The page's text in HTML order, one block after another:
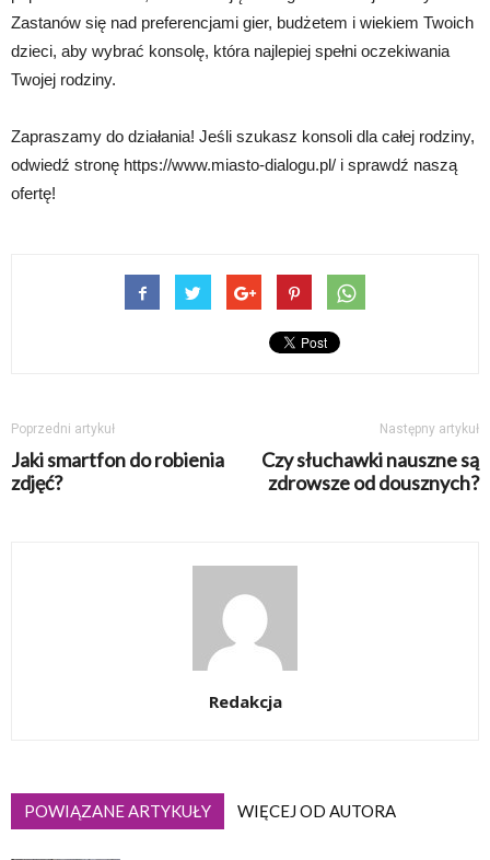
Zastanów się nad preferencjami gier, budżetem i wiekiem Twoich
dzieci, aby wybrać konsolę, która najlepiej spełni oczekiwania
Twojej rodziny.
Zapraszamy do działania! Jeśli szukasz konsoli dla całej rodziny,
odwiedź stronę https://www.miasto-dialogu.pl/ i sprawdź naszą
ofertę!
Poprzedni artykuł
Jaki smartfon do robienia
zdjęć?
Następny artykuł
Czy słuchawki nauszne są
zdrowsze od dousznych?
Redakcja
POWIĄZANE ARTYKUŁY WIĘCEJ OD AUTORA